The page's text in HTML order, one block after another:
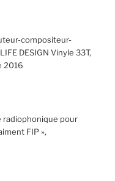
compositeur-
DESIGN Vinyle 33T,
2016
radiophonique pour
FIP »,